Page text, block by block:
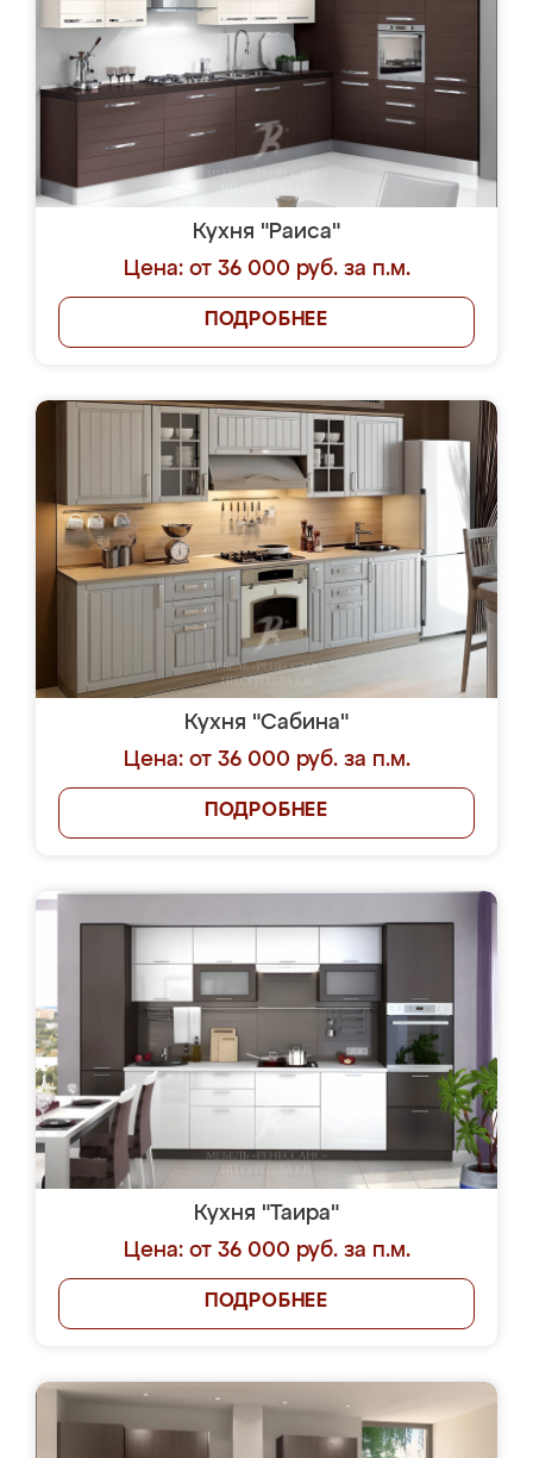
Кухня "Раиса"
Цена: от 36 000 руб. за п.м.
ПОДРОБНЕЕ
Кухня "Сабина"
Цена: от 36 000 руб. за п.м.
ПОДРОБНЕЕ
Кухня "Таира"
Цена: от 36 000 руб. за п.м.
ПОДРОБНЕЕ